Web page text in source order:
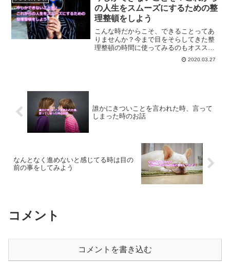
の人生をスムーズにするための整
理整頓をしよう
こんな時だからこそ、できることってあ
りませんか？今まで目をそらしてきた整
理整頓の時間に使ってみるのもオススメ
です。これからの人生をスムーズに進め
て行くためにも、整理整頓してみません
2020.03.27
誰かにきついことを言われた時、言って
しまった時のお話
なんとなく進めないと感じてる時は目の
前の事をしてみよう
コメント
コメントを書き込む